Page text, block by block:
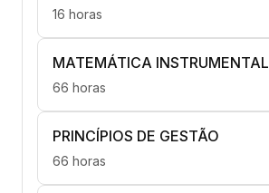
16 horas
MATEMÁTICA INSTRUMENTAL
66 horas
PRINCÍPIOS DE GESTÃO
66 horas